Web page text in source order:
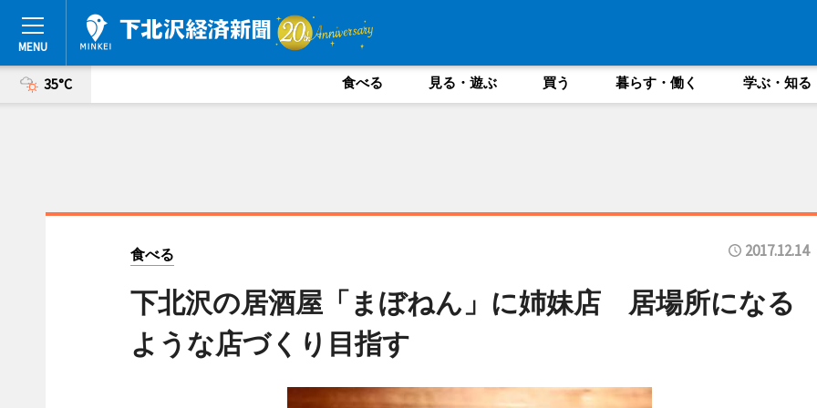
35°C 食べる 見る・遊ぶ 買う 暮らす・働く 学ぶ・知る
食べる 2017.12.14
下北沢の居酒屋「まぼねん」に姉妹店 居場所になる
ような店づくり目指す